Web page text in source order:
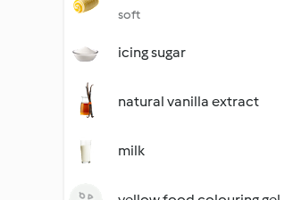
soft
icing sugar
natural vanilla extract
milk